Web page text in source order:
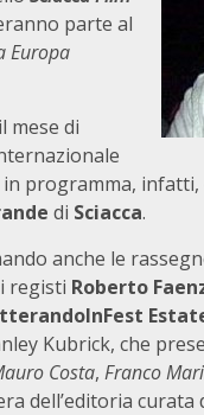
parte al
Europa
mese di
in programma, infatti,
di Sciacca.
anche le
registi Roberto
Kubrick, che
Costa, Franco
dell’editoria